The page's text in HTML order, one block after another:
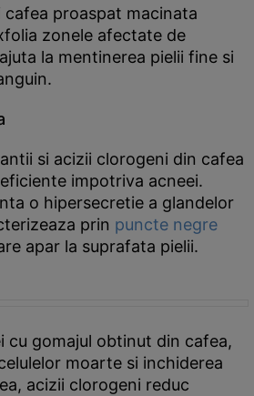
proaspat macinata
zonele afectate de
la mentinerea pielii fine si
si acizii clorogeni din cafea
impotriva acneei.
o hipersecretie a glandelor
prin puncte negre
apar la suprafata pielii.
cu gomajul obtinut din cafea,
moarte si inchiderea
acizii clorogeni reduc